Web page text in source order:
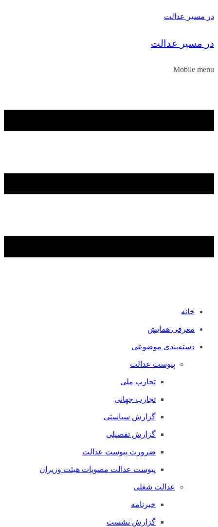
در مسیر عدالت
در مسیر عدالت
Mobile menu
خانه
معرفی همایش
دسته‌بندی موضوعی
پیوست عدالت
تجارب ملی
تجارب جهانی
گزارش سیاستی
گزارش تفصیلی
ضرورت پیوست عدالت
پیوست عدالت مصوبات هیئت وزیران
عدالت شغلی
خبرنامه
گزارش نشست